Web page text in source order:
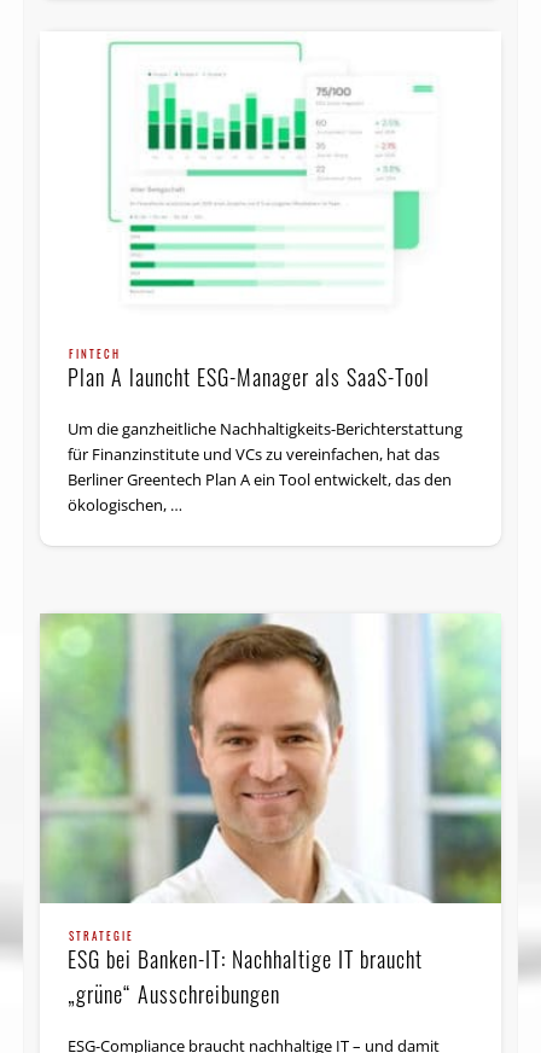
FINTECH
Plan A launcht ESG-Manager als SaaS-Tool
Um die ganzheitliche Nachhaltigkeits-Berichterstattung
für Finanzinstitute und VCs zu vereinfachen, hat das
Berliner Greentech Plan A ein Tool entwickelt, das den
ökologischen, …
STRATEGIE
ESG bei Banken-IT: Nachhaltige IT braucht
„grüne“ Ausschreibungen
ESG-Compliance braucht nachhaltige IT – und damit